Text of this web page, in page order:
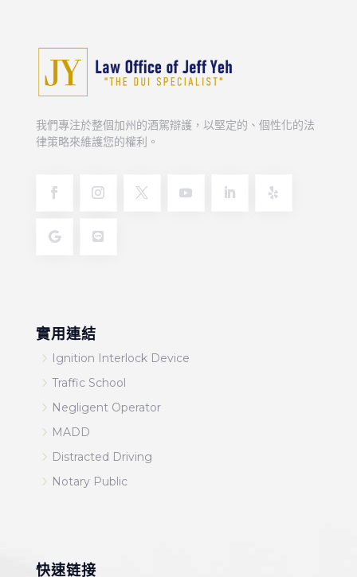
我們專注於整個加州的酒駕辯護，以堅定的、個性化的法
律策略來維護您的權利。
實用連結
5 Ignition Interlock Device
5 Traffic School
5 Negligent Operator
5 MADD
5 Distracted Driving
5 Notary Public
快速链接